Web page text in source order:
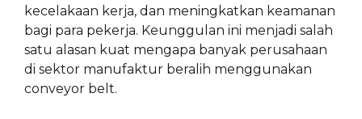
kecelakaan kerja, dan meningkatkan keamanan
bagi para pekerja. Keunggulan ini menjadi salah
satu alasan kuat mengapa banyak perusahaan
di sektor manufaktur beralih menggunakan
conveyor belt.